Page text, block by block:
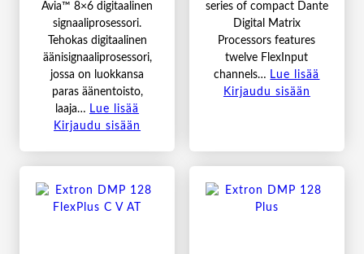
Avia™ 8×6 digitaalinen
signaaliprosessori.
Tehokas digitaalinen
äänisignaaliprosessori,
jossa on luokkansa
paras äänentoisto,
laaja… Lue lisää
Kirjaudu sisään
series of compact Dante
Digital Matrix
Processors features
twelve FlexInput
channels… Lue lisää
Kirjaudu sisään